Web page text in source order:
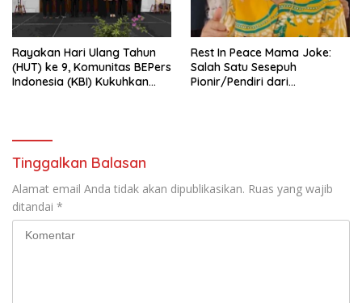
Rayakan Hari Ulang Tahun
(HUT) ke 9, Komunitas BEPers
Indonesia (KBI) Kukuhkan
Pengembangan Organisasi
KBI yang Berbasis Riset di
seluruh Indonesia dan
Mancanegara”.
Rest In Peace Mama Joke:
Salah Satu Sesepuh
Pionir/Pendiri dari
Tinggalkan Balasan
Alamat email Anda tidak akan dipublikasikan. Ruas yang wajib
ditandai *